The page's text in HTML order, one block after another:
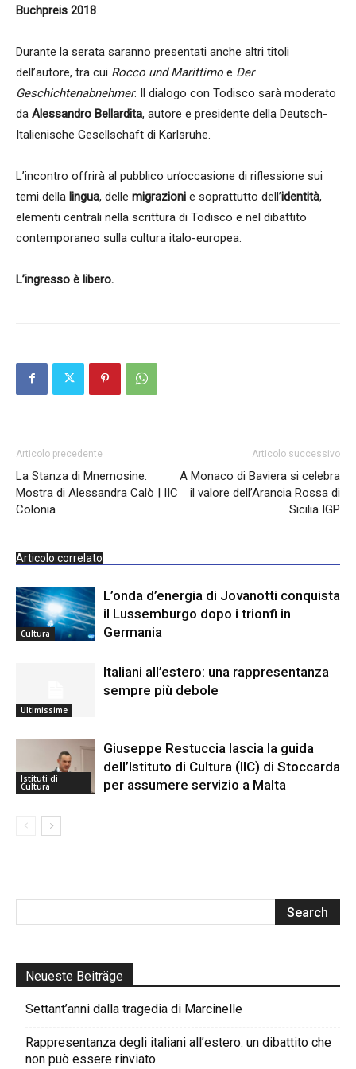
Buchpreis 2018.
Durante la serata saranno presentati anche altri titoli
dell’autore, tra cui Rocco und Marittimo e Der
Geschichtenabnehmer. Il dialogo con Todisco sarà moderato
da Alessandro Bellardita, autore e presidente della Deutsch-
Italienische Gesellschaft di Karlsruhe.
L’incontro offrirà al pubblico un’occasione di riflessione sui
temi della lingua, delle migrazioni e soprattutto dell’identità,
elementi centrali nella scrittura di Todisco e nel dibattito
contemporaneo sulla cultura italo-europea.
L’ingresso è libero.
Articolo precedente
La Stanza di Mnemosine.
Mostra di Alessandra Calò | IIC
Colonia
Articolo successivo
A Monaco di Baviera si celebra
il valore dell’Arancia Rossa di
Sicilia IGP
Articolo correlato
Cultura
L’onda d’energia di Jovanotti conquista
il Lussemburgo dopo i trionfi in
Germania
Ultimissime
Italiani all’estero: una rappresentanza
sempre più debole
Istituti di
Cultura
Giuseppe Restuccia lascia la guida
dell’Istituto di Cultura (IIC) di Stoccarda
per assumere servizio a Malta
Neueste Beiträge
Settant’anni dalla tragedia di Marcinelle
Rappresentanza degli italiani all’estero: un dibattito che
non può essere rinviato